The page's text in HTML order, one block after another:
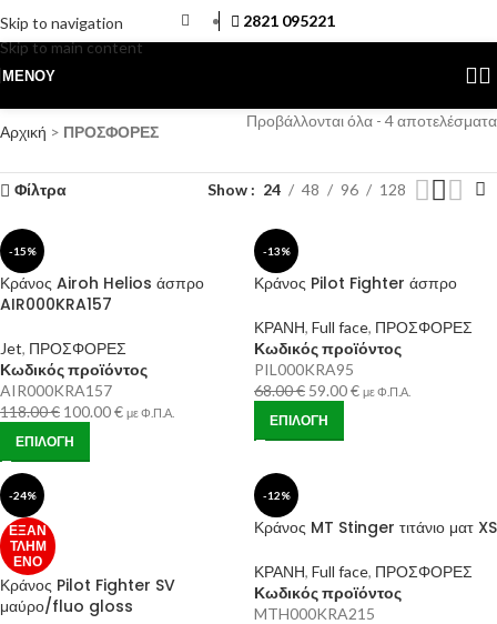
Skip to navigation
Skip to main content
2821 095221
ΜΕΝΟΎ
Αρχική > ΠΡΟΣΦΟΡΕΣ
Προβάλλονται όλα - 4 αποτελέσματα
Φίλτρα Show 24 48 96 128
-15%
Κράνος Airoh Helios άσπρο
AIR000KRA157
Jet, ΠΡΟΣΦΟΡΕΣ
Κωδικός προϊόντος
AIR000KRA157
118.00€ 100.00€ με Φ.Π.Α.
ΕΠΙΛΟΓΉ
-13%
Κράνος Pilot Fighter άσπρο
ΚΡΑΝΗ, Full face, ΠΡΟΣΦΟΡΕΣ
Κωδικός προϊόντος
PIL000KRA95
68.00€ 59.00€ με Φ.Π.Α.
ΕΠΙΛΟΓΉ
-24%
ΕΞΑΝ
ΤΛΗΜ
ΈΝΟ
Κράνος Pilot Fighter SV
μαύρο/fluo gloss
-12%
Κράνος MT Stinger τιτάνιο ματ XS
ΚΡΑΝΗ, Full face, ΠΡΟΣΦΟΡΕΣ
Κωδικός προϊόντος
MTH000KRA215